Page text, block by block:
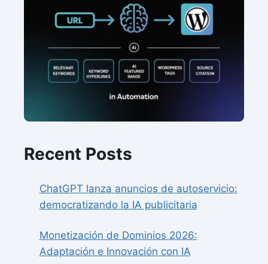
Recent Posts
ChatGPT lanza anuncios de autoservicio:
democratizando la IA publicitaria
Monetización de Dominios 2026:
Adaptación e Innovación con IA